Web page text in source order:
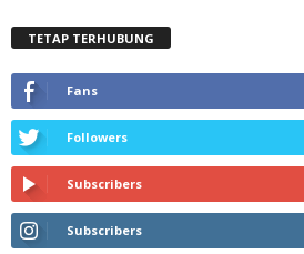
TETAP TERHUBUNG
Fans
Followers
Subscribers
Subscribers